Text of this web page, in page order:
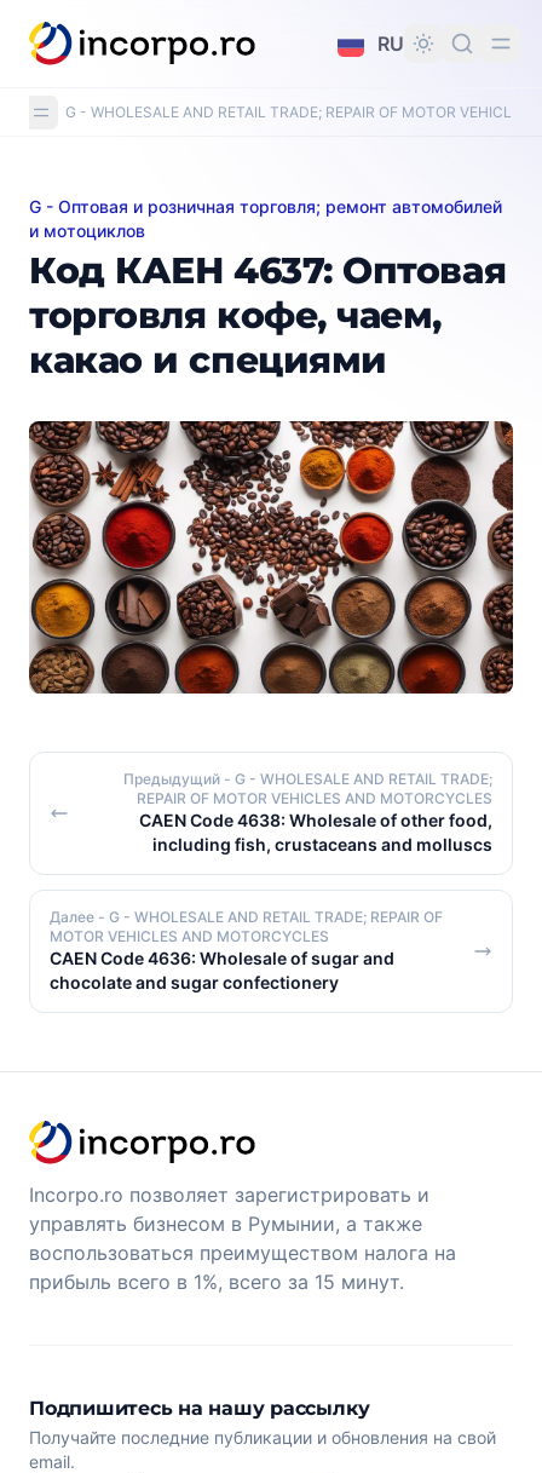
контенту
RU
G - WHOLESALE AND RETAIL TRADE; REPAIR OF MOTOR VEHICLES
Код КАЕН 4637: Оптовая торговля кофе, чаем,
G - Оптовая и розничная торговля; ремонт автомобилей
и мотоциклов
Код КАЕН 4637: Оптовая
торговля кофе, чаем,
какао и специями
Предыдущий - G - WHOLESALE AND RETAIL TRADE;
REPAIR OF MOTOR VEHICLES AND MOTORCYCLES
CAEN Code 4638: Wholesale of other food,
including fish, crustaceans and molluscs
Далее - G - WHOLESALE AND RETAIL TRADE; REPAIR OF
MOTOR VEHICLES AND MOTORCYCLES
CAEN Code 4636: Wholesale of sugar and
chocolate and sugar confectionery
Incorpo.ro позволяет зарегистрировать и
управлять бизнесом в Румынии, а также
воспользоваться преимуществом налога на
прибыль всего в 1%, всего за 15 минут.
Подпишитесь на нашу рассылку
Получайте последние публикации и обновления на свой
email.